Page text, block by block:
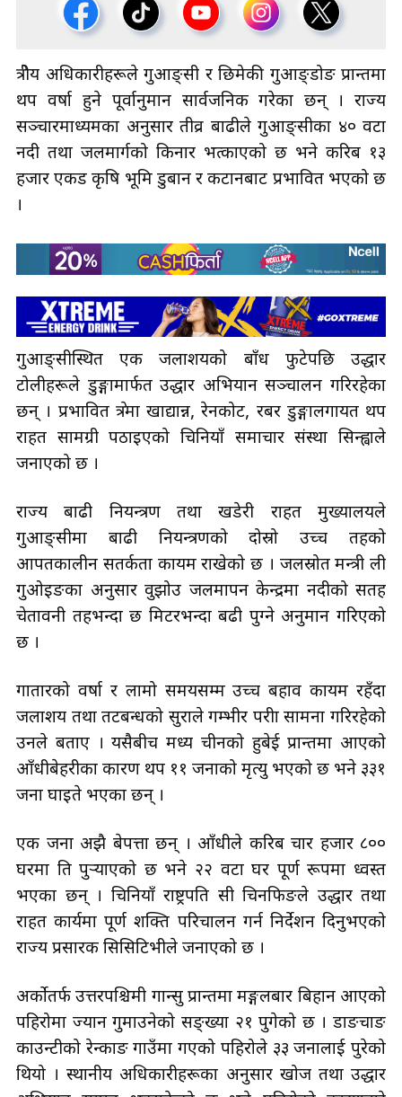
क्षेत्रीय अधिकारीहरूले गुआङ्सी र छिमेकी गुआङ्डोङ प्रान्तमा
थप वर्षा हुने पूर्वानुमान सार्वजनिक गरेका छन् । राज्य
सञ्चारमाध्यमका अनुसार तीव्र बाढीले गुआङ्सीका ४० वटा
नदी तथा जलमार्गको किनार भत्काएको छ भने करिब १३
हजार एकड कृषि भूमि डुबान र कटानबाट प्रभावित भएको छ
।
गुआङ्सीस्थित एक जलाशयको बाँध फुटेपछि उद्धार
टोलीहरूले डुङ्गामार्फत उद्धार अभियान सञ्चालन गरिरहेका
छन् । प्रभावित क्षेत्रमा खाद्यान्न, रेनकोट, रबर डुङ्गालगायत थप
राहत सामग्री पठाइएको चिनियाँ समाचार संस्था सिन्ह्वाले
जनाएको छ ।
राज्य बाढी नियन्त्रण तथा खडेरी राहत मुख्यालयले
गुआङ्सीमा बाढी नियन्त्रणको दोस्रो उच्च तहको
आपतकालीन सतर्कता कायम राखेको छ । जलस्रोत मन्त्री ली
गुओइङका अनुसार वुझोउ जलमापन केन्द्रमा नदीको सतह
चेतावनी तहभन्दा छ मिटरभन्दा बढी पुग्ने अनुमान गरिएको
छ ।
गातारको वर्षा र लामो समयसम्म उच्च बहाव कायम रहँदा
जलाशय तथा तटबन्धको सुरक्षाले गम्भीर परीक्षा सामना गरिरहेको
उनले बताए । यसैबीच मध्य चीनको हुबेई प्रान्तमा आएको
आँधीबेहरीका कारण थप ११ जनाको मृत्यु भएको छ भने ३३१
जना घाइते भएका छन् ।
एक जना अझै बेपत्ता छन् । आँधीले करिब चार हजार ८००
घरमा क्षति पुर्‍याएको छ भने २२ वटा घर पूर्ण रूपमा ध्वस्त
भएका छन् । चिनियाँ राष्ट्रपति सी चिनफिङले उद्धार तथा
राहत कार्यमा पूर्ण शक्ति परिचालन गर्न निर्देशन दिनुभएको
राज्य प्रसारक सिसिटिभीले जनाएको छ ।
अर्कोतर्फ उत्तरपश्चिमी गान्सु प्रान्तमा मङ्गलबार बिहान आएको
पहिरोमा ज्यान गुमाउनेको सङ्ख्या २१ पुगेको छ । डाङचाङ
काउन्टीको रेन्काङ गाउँमा गएको पहिरोले ३३ जनालाई पुरेको
थियो । स्थानीय अधिकारीहरूका अनुसार खोज तथा उद्धार